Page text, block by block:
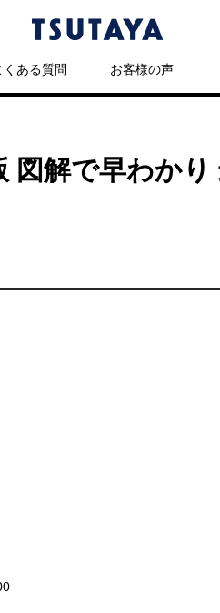
くある質問 お客様の声
図解で早わか